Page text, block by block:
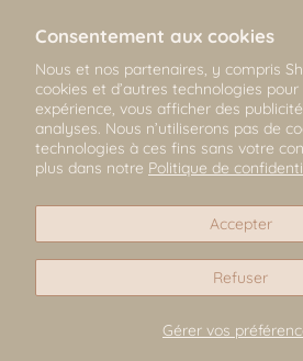
Consentement aux cookies
Nous et nos partenaires, y compris
cookies et d’autres technologies
expérience, vous afficher des
analyses. Nous n’utiliserons pas de
technologies à ces fins sans votre
plus dans notre Politique de
Gérer vos
Accepter
Refuser
© Mili & Lilies